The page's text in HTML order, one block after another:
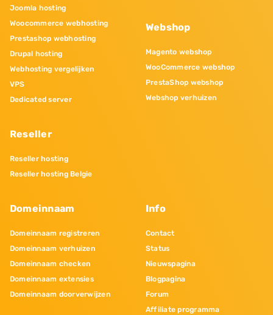
Joomla hosting
Woocommerce webhosting
Prestashop webhosting
Drupal hosting
Webhosting vergelijken
VPS
Dedicated server
Reseller
Reseller hosting
Reseller hosting Belgie
Webshop
Magento webshop
WooCommerce webshop
PrestaShop webshop
Webshop verhuizen
Domeinnaam
Domeinnaam registreren
Domeinnaam verhuizen
Domeinnaam checken
Domeinnaam extensies
Domeinnaam doorverwijzen
Info
Contact
Status
Nieuwspagina
Blogpagina
Forum
Affiliate programma